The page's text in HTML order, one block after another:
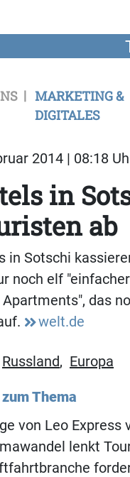
MARKETING &
DIGITALES
2014 | 08:18
in
ab
in Sotschi
noch elf
Apartments", das
welt.de
Russland, Europa
Thema
von Leo
lenkt